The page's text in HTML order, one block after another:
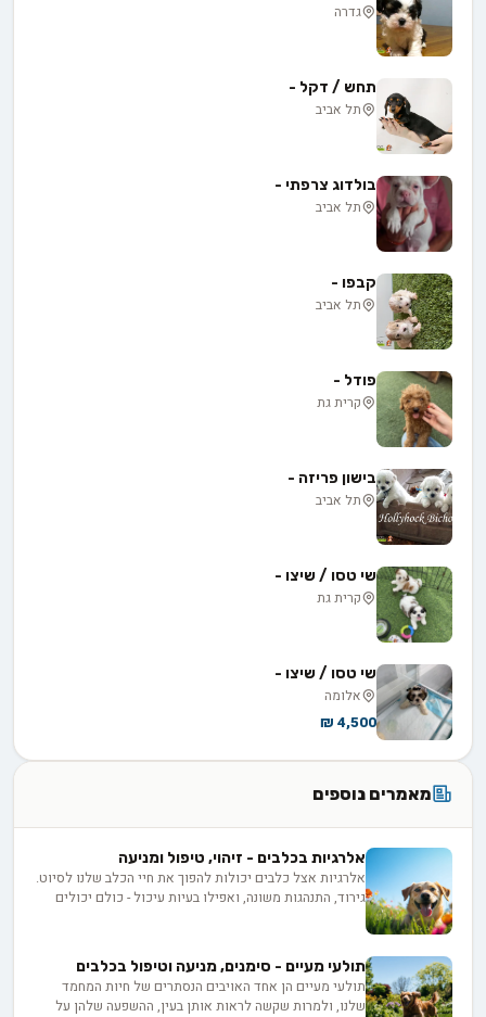
גדרה
תחש / דקל -
תל אביב
בולדוג צרפתי -
תל אביב
קבפו -
תל אביב
פודל -
קרית גת
בישון פריזה -
תל אביב
שי טסו / שיצו -
קרית גת
שי טסו / שיצו -
אלומה
4,500 ₪
מאמרים נוספים
אלרגיות בכלבים - זיהוי, טיפול ומניעה
אלרגיות אצל כלבים יכולות להפוך את חיי הכלב שלנו לסיוט.
גירוד, התנהגות משונה, ואפילו בעיות עיכול - כולם יכולים
תולעי מעיים - סימנים, מניעה וטיפול בכלבים
תולעי מעיים הן אחד האויבים הנסתרים של חיות המחמד
שלנו, ולמרות שקשה לראות אותן בעין, ההשפעה שלהן על